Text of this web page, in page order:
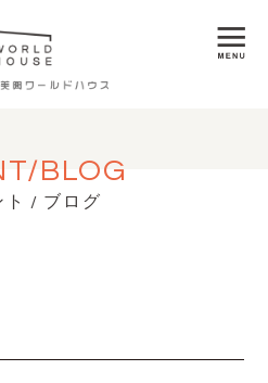
BLOG
ト / ブログ